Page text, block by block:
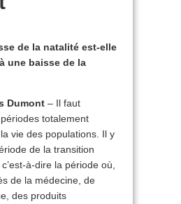
de la natalité est-elle
une baisse de la
Dumont – Il faut
totalement
vie des populations. Il y
de la transition
à-dire la période où,
de la médecine, de
des produits